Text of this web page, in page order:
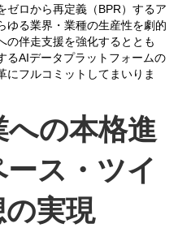
ゼロから再定義（BPR）するア
ゆる業界・業種の生産性を劇的
の伴走支援を強化するととも
るAIデータプラットフォームの
にフルコミットしてまいりま
の本格進
ス・ツイ
実現